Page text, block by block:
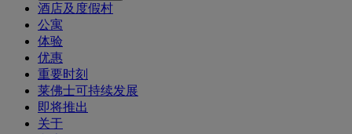
酒店及度假村
公寓
体验
优惠
重要时刻
莱佛士可持续发展
即将推出
关于